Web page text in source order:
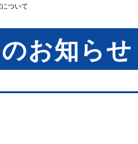
ついて
お知らせ